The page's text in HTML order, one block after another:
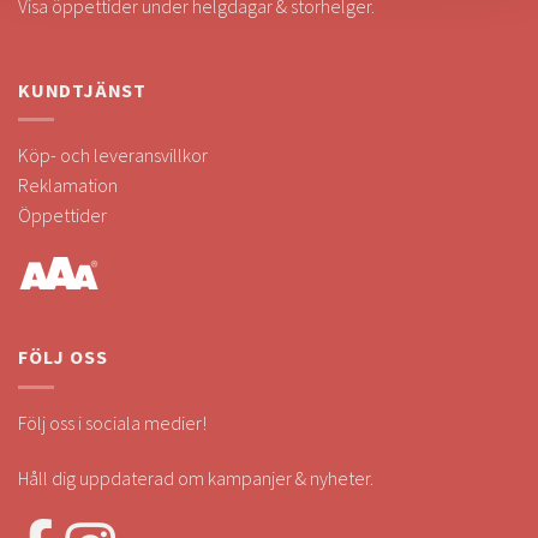
Visa öppettider under helgdagar & storhelger.
KUNDTJÄNST
Köp- och leveransvillkor
Reklamation
Öppettider
FÖLJ OSS
Följ oss i sociala medier!
Håll dig uppdaterad om kampanjer & nyheter.